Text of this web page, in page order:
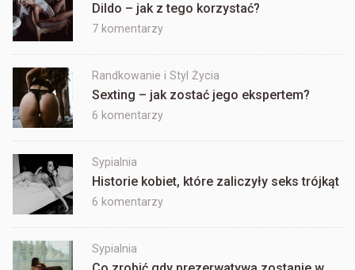
Dildo – jak z tego korzystać?
7 komentarzydo
jak
z
tego
Randkowanie i Styl Życia
Sexting – jak zostać jego ekspertem?
6 komentarzydo
zostać
jego
Sypialnia
Historie kobiet, które zaliczyły seks trójkąt
6 komentarzydo
Sypialnia